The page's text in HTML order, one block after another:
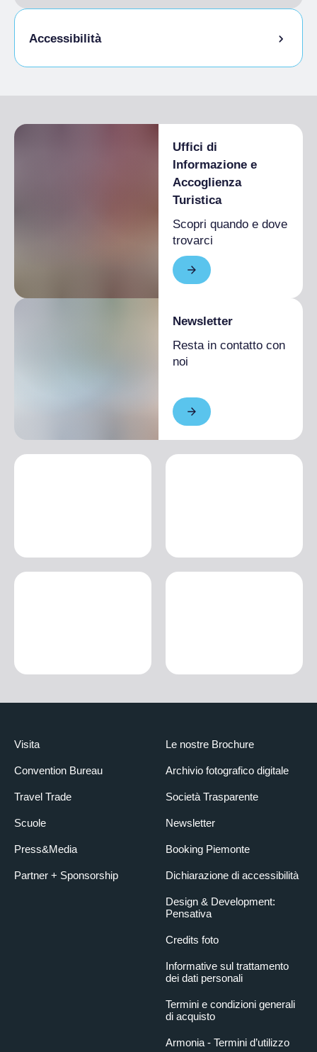
Accessibilità
Uffici di
Informazione e
Accoglienza
Turistica
Scopri quando e dove
trovarci
Newsletter
Resta in contatto con
noi
Visita
Convention Bureau
Travel Trade
Scuole
Press&Media
Partner + Sponsorship
Le nostre Brochure
Archivio fotografico digitale
Società Trasparente
Newsletter
Booking Piemonte
Dichiarazione di accessibilità
Design & Development:
Pensativa
Credits foto
Informative sul trattamento
dei dati personali
Termini e condizioni generali
di acquisto
Armonia - Termini d’utilizzo